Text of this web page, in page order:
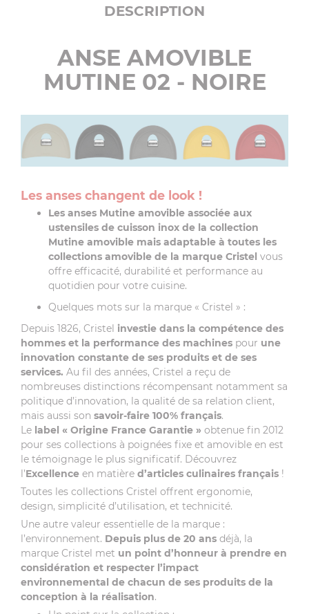
DESCRIPTION
ANSE AMOVIBLE
MUTINE 02 - NOIRE
Les anses changent de look !
Les anses Mutine amovible associée aux
ustensiles de cuisson inox de la collection
Mutine amovible mais adaptable à toutes les
collections amovible de la marque Cristel vous
offre efficacité, durabilité et performance au
quotidien pour votre cuisine.
Quelques mots sur la marque « Cristel » :
Depuis 1826, Cristel investie dans la compétence des
hommes et la performance des machines pour une
innovation constante de ses produits et de ses
services. Au fil des années, Cristel a reçu de
nombreuses distinctions récompensant notamment sa
politique d’innovation, la qualité de sa relation client,
mais aussi son savoir-faire 100% français.
Le label « Origine France Garantie » obtenue fin 2012
pour ses collections à poignées fixe et amovible en est
le témoignage le plus significatif. Découvrez
l’Excellence en matière d’articles culinaires français !
Toutes les collections Cristel offrent ergonomie,
design, simplicité d’utilisation, et technicité.
Une autre valeur essentielle de la marque :
l’environnement. Depuis plus de 20 ans déjà, la
marque Cristel met un point d’honneur à prendre en
considération et respecter l’impact
environnemental de chacun de ses produits de la
conception à la réalisation.